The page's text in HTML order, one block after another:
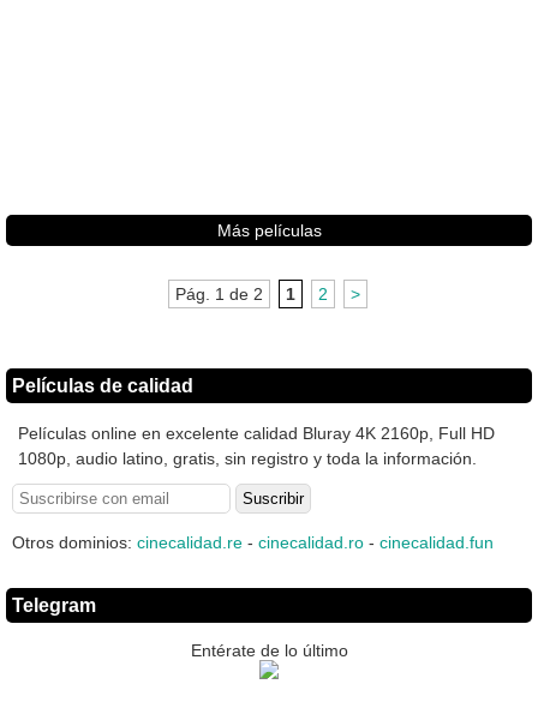
Más películas
Pág. 1 de 2 1 2 >
Películas de calidad
Películas online en excelente calidad Bluray 4K 2160p, Full HD
1080p, audio latino, gratis, sin registro y toda la información.
Otros dominios: cinecalidad.re - cinecalidad.ro - cinecalidad.fun
Telegram
Entérate de lo último